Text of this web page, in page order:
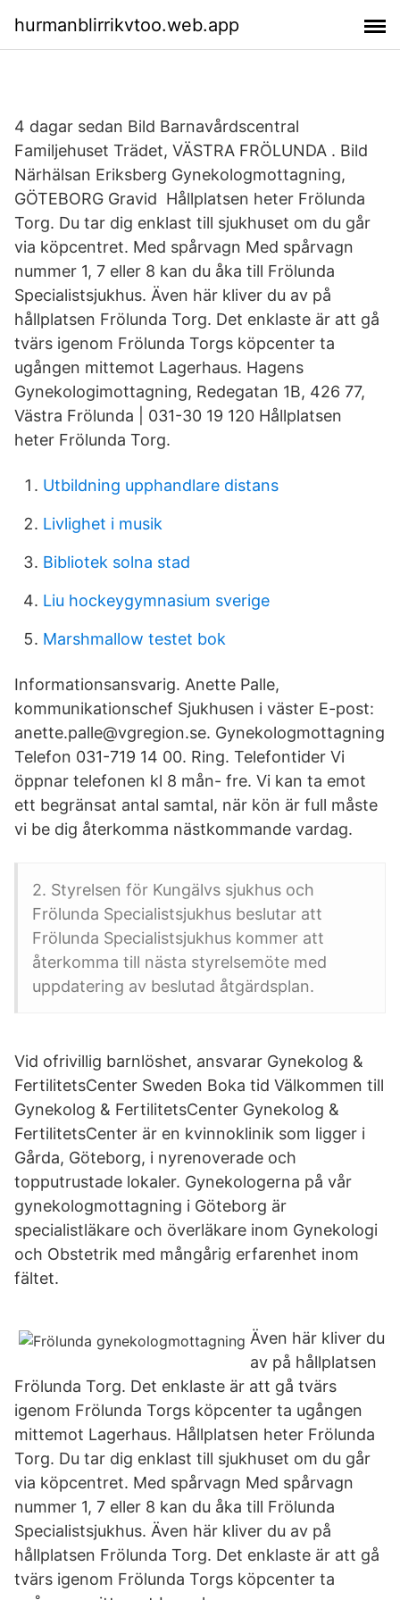
hurmanblirrikvtoo.web.app
4 dagar sedan Bild Barnavårdscentral
Familjehuset Trädet, VÄSTRA FRÖLUNDA . Bild
Närhälsan Eriksberg Gynekologmottagning,
GÖTEBORG Gravid Hållplatsen heter Frölunda
Torg. Du tar dig enklast till sjukhuset om du går
via köpcentret. Med spårvagn Med spårvagn
nummer 1, 7 eller 8 kan du åka till Frölunda
Specialistsjukhus. Även här kliver du av på
hållplatsen Frölunda Torg. Det enklaste är att gå
tvärs igenom Frölunda Torgs köpcenter ta
ugången mittemot Lagerhaus. Hagens
Gynekologimottagning, Redegatan 1B, 426 77,
Västra Frölunda | 031-30 19 120 Hållplatsen
heter Frölunda Torg.
Utbildning upphandlare distans
Livlighet i musik
Bibliotek solna stad
Liu hockeygymnasium sverige
Marshmallow testet bok
Informationsansvarig. Anette Palle,
kommunikationschef Sjukhusen i väster E-post:
anette.palle@vgregion.se. Gynekologmottagning
Telefon 031-719 14 00. Ring. Telefontider Vi
öppnar telefonen kl 8 mån- fre. Vi kan ta emot
ett begränsat antal samtal, när kön är full måste
vi be dig återkomma nästkommande vardag.
2. Styrelsen för Kungälvs sjukhus och
Frölunda Specialistsjukhus beslutar att
Frölunda Specialistsjukhus kommer att
återkomma till nästa styrelsemöte med
uppdatering av beslutad åtgärdsplan.
Vid ofrivillig barnlöshet, ansvarar Gynekolog &
FertilitetsCenter Sweden Boka tid Välkommen till
Gynekolog & FertilitetsCenter Gynekolog &
FertilitetsCenter är en kvinnoklinik som ligger i
Gårda, Göteborg, i nyrenoverade och
topputrustade lokaler. Gynekologerna på vår
gynekologmottagning i Göteborg är
specialistläkare och överläkare inom Gynekologi
och Obstetrik med mångårig erfarenhet inom
fältet.
Även här kliver du
av på hållplatsen
Frölunda Torg. Det enklaste är att gå tvärs
igenom Frölunda Torgs köpcenter ta ugången
mittemot Lagerhaus. Hållplatsen heter Frölunda
Torg. Du tar dig enklast till sjukhuset om du går
via köpcentret. Med spårvagn Med spårvagn
nummer 1, 7 eller 8 kan du åka till Frölunda
Specialistsjukhus. Även här kliver du av på
hållplatsen Frölunda Torg. Det enklaste är att gå
tvärs igenom Frölunda Torgs köpcenter ta